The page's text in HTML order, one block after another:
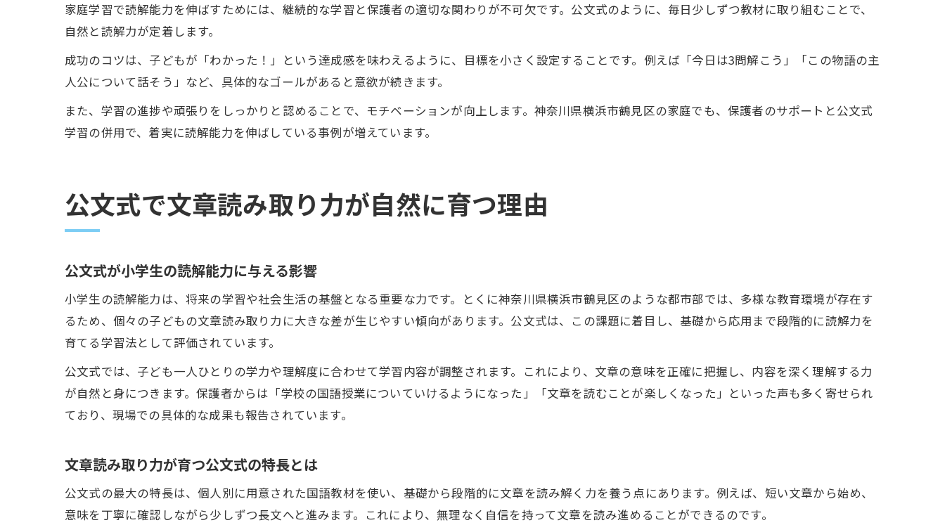
家庭学習で読解能力を伸ばすためには、継続的な学習と保護者の適切な関わりが不可欠です。公文式のように、毎日少しずつ教材に取り組むことで、
自然と読解力が定着します。
成功のコツは、子どもが「わかった！」という達成感を味わえるように、目標を小さく設定することです。例えば「今日は3問解こう」「この物語の主
人公について話そう」など、具体的なゴールがあると意欲が続きます。
また、学習の進捗や頑張りをしっかりと認めることで、モチベーションが向上します。神奈川県横浜市鶴見区の家庭でも、保護者のサポートと公文式
学習の併用で、着実に読解能力を伸ばしている事例が増えています。
公文式で文章読み取り力が自然に育つ理由
公文式が小学生の読解能力に与える影響
小学生の読解能力は、将来の学習や社会生活の基盤となる重要な力です。とくに神奈川県横浜市鶴見区のような都市部では、多様な教育環境が存在す
るため、個々の子どもの文章読み取り力に大きな差が生じやすい傾向があります。公文式は、この課題に着目し、基礎から応用まで段階的に読解力を
育てる学習法として評価されています。
公文式では、子ども一人ひとりの学力や理解度に合わせて学習内容が調整されます。これにより、文章の意味を正確に把握し、内容を深く理解する力
が自然と身につきます。保護者からは「学校の国語授業についていけるようになった」「文章を読むことが楽しくなった」といった声も多く寄せられ
ており、現場での具体的な成果も報告されています。
文章読み取り力が育つ公文式の特長とは
公文式の最大の特長は、個人別に用意された国語教材を使い、基礎から段階的に文章を読み解く力を養う点にあります。例えば、短い文章から始め、
意味を丁寧に確認しながら少しずつ長文へと進みます。これにより、無理なく自信を持って文章を読み進めることができるのです。